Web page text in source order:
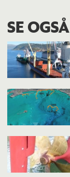
SE OGSÅ